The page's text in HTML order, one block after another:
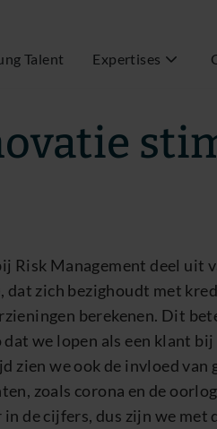
Talent Expertises
Schmitt | Quantitative Expert Risk
Risk Management deel uit
dat zich bezighoudt met
berekenen. Dit
we lopen als een klant
zien we ook de invloed van
zoals corona en de
in de cijfers, dus zijn we